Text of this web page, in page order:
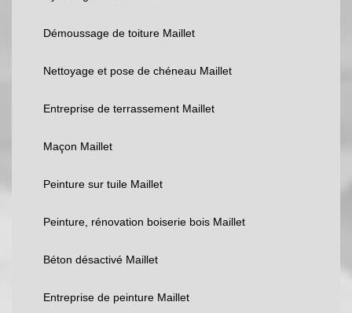
Démoussage de toiture Maillet
Nettoyage et pose de chéneau Maillet
Entreprise de terrassement Maillet
Maçon Maillet
Peinture sur tuile Maillet
Peinture, rénovation boiserie bois Maillet
Béton désactivé Maillet
Entreprise de peinture Maillet